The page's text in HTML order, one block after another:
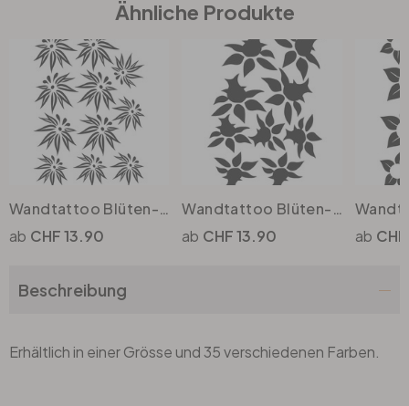
Büro
Bad
Eingangsbereich
Ähnliche Produkte
Wandtattoo Blüten-Set 11
CHF 13.90
Wandtattoo Blüten-Set 10
CHF 13.90
Beschreibung
Erhältlich in einer Grösse und 35 verschiedenen Farben.